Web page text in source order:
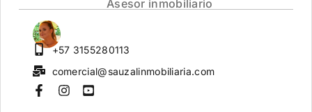
Asesor inmobiliario
+57 3155280113
comercial@sauzalinmobiliaria.com